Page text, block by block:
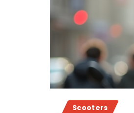
Scooters